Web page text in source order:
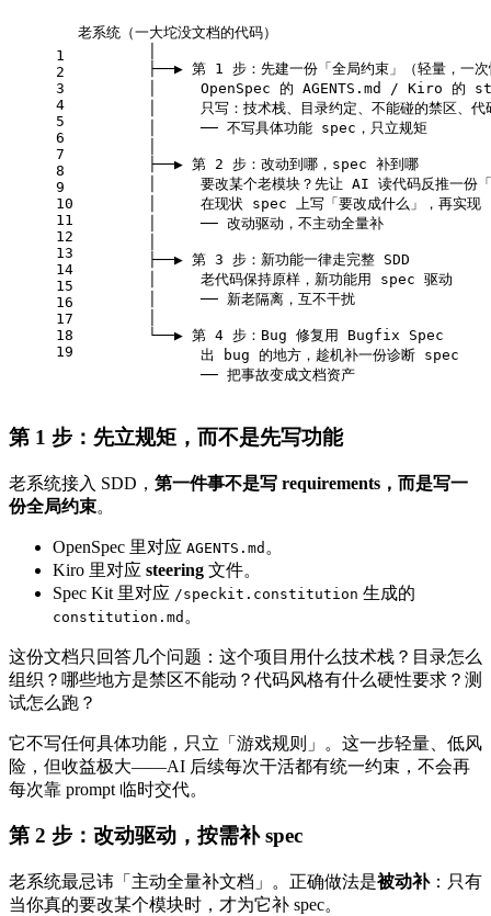
1
2
3
4
5
6
7
8
9
10
11
12
13
14
15
16
17
18
19
老系统（一大坨没文档的代码）
├──▶ 第 1 步：先建一份「全局约束」（轻量，一次
│     OpenSpec 的 AGENTS.md / Kiro 的
│     只写：技术栈、目录约定、不能碰的禁区、代
        │     ── 不写具体功能 spec，只立规矩
        ├──▶ 第 2 步：改动到哪，spec 补到哪
│     要改某个老模块？先让 AI 读代码反推一份
        │     在现状 spec 上写「要改成什么」，再实现
        │     ── 改动驱动，不主动全量补
        ├──▶ 第 3 步：新功能一律走完整 SDD
        │     老代码保持原样，新功能用 spec 驱动
        │     ── 新老隔离，互不干扰
        └──▶ 第 4 步：Bug 修复用 Bugfix Spec
              出 bug 的地方，趁机补一份诊断 spec
              ── 把事故变成文档资产
第 1 步：先立规矩，而不是先写功能
老系统接入 SDD， 第一件事不是写 requirements，而是写一
份全局约束。
OpenSpec 里对应 AGENTS.md 。
Kiro 里对应 steering 文件。
Spec Kit 里对应 /speckit.constitution 生成的
constitution.md 。
这份文档只回答几个问题：这个项目用什么技术栈？目录怎么
组织？哪些地方是禁区不能动？代码风格有什么硬性要求？测
试怎么跑？
它不写任何具体功能，只立「游戏规则」。这一步轻量、低风
险，但收益极大——AI 后续每次干活都有统一约束，不会再
每次靠 prompt 临时交代。
第 2 步：改动驱动，按需补 spec
老系统最忌讳「主动全量补文档」。正确做法是被动补：只有
当你真的要改某个模块时，才为它补 spec。